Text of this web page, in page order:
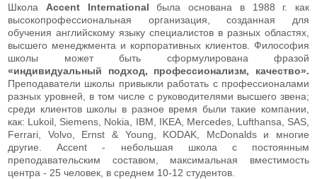
Школа Accent International была основана в 1988 г. как
высокопрофессиональная организация, созданная для
обучения английскому языку специалистов в разных областях,
высшего менеджмента и корпоративных клиентов. Философия
школы может быть сформулирована фразой
«индивидуальный подход, профессионализм, качество».
Преподаватели школы привыкли работать с профессионалами
разных уровней, в том числе с руководителями высшего звена;
среди клиентов школы в разное время были такие компании,
как: Lukoil, Siemens, Nokia, IBM, IKEA, Mercedes, Lufthansa, SAS,
Ferrari, Volvo, Ernst & Young, KODAK, McDonalds и многие
другие. Accent - небольшая школа с постоянным
преподавательским составом, максимальная вместимость
центра - 25 человек, в среднем 10-12 студентов.